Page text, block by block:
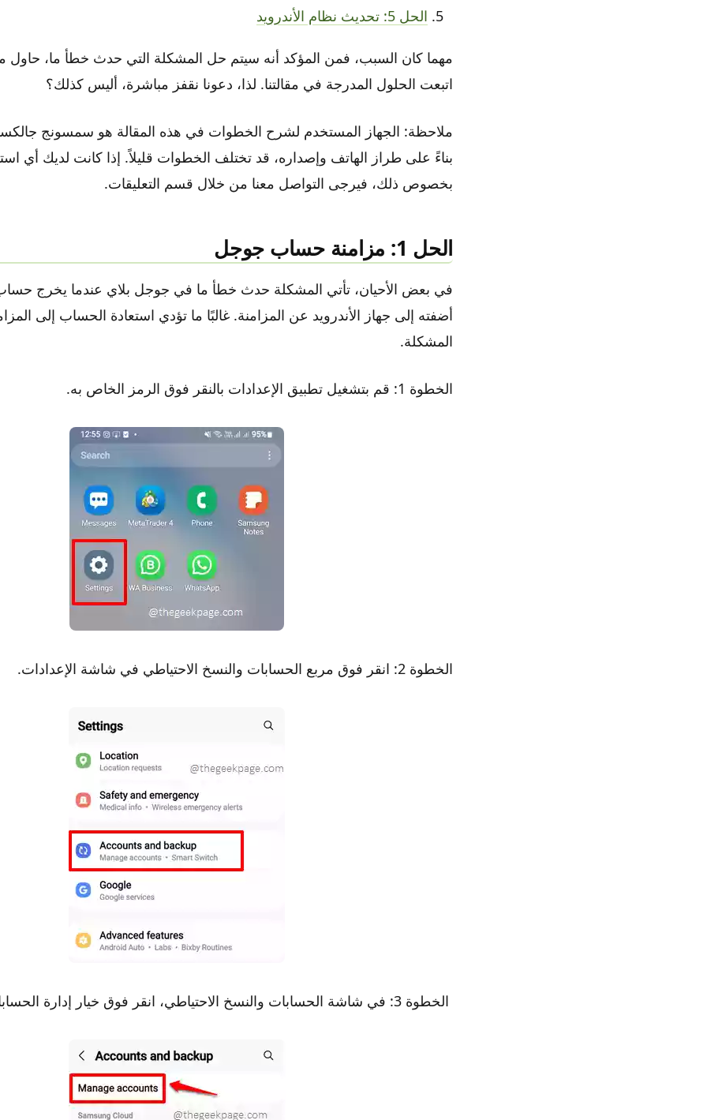
الحل 5: تحديث نظام الأندرويد
مهما كان السبب، فمن المؤكد أنه سيتم حل المشكلة التي حدث خطأ ما، حاول
اتبعت الحلول المدرجة في مقالتنا. لذا، دعونا نقفز مباشرة، أليس كذلك؟
بناءً على طراز الهاتف وإصداره، قد تختلف الخطوات قليلاً. إذا كانت لديك أي
بخصوص ذلك، فيرجى التواصل معنا من خلال قسم التعليقات.
الحل 1: مزامنة حساب جوجل
في بعض الأحيان، تأتي المشكلة حدث خطأ ما في جوجل بلاي عندما يخرج
أضفته إلى جهاز الأندرويد عن المزامنة. غالبًا ما تؤدي استعادة الحساب إلى
المشكلة.
الخطوة 1: قم بتشغيل تطبيق الإعدادات بالنقر فوق الرمز الخاص به.
الخطوة 2: انقر فوق مربع الحسابات والنسخ الاحتياطي في شاشة الإعدادات.
الخطوة 3: في شاشة الحسابات والنسخ الاحتياطي، انقر فوق خيار إدارة الحسابات.